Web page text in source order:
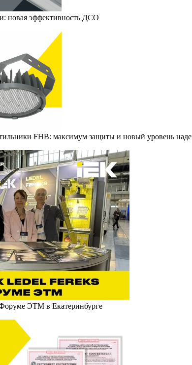
новая эффективность ДСО
FHB: максимум защиты и новый уровень
ЭТМ в Екатеринбурге